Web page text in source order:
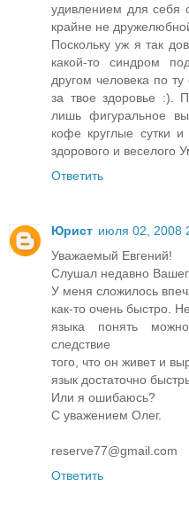
удивлением для себя
крайне не
Поскольку уж я так
какой-то синдром
другом человека по
за твое здоровье :).
лишь фигуральное
кофе круглые сутки
здорового и веселого
Ответить
Юрист июля 02, 2008
Уважаемый Евгений!
Слушал недавно
У меня сложилось
как-то очень быстро.
языка понять
следствие
того, что он живет и
язык достаточно
Или я ошибаюсь?
С уважением Олег.
reserve77@gmail.com
Ответить